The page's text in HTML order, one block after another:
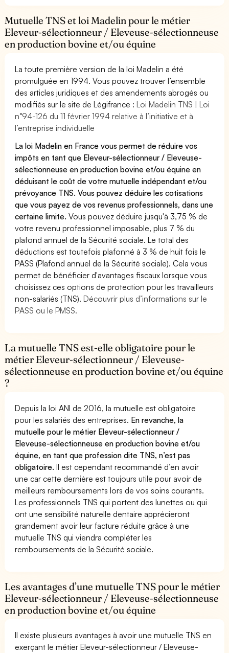
Mutuelle TNS et loi Madelin pour le métier
Eleveur-sélectionneur / Eleveuse-sélectionneuse
en production bovine et/ou équine
La toute première version de la loi Madelin a été
promulguée en 1994. Vous pouvez trouver l’ensemble
des articles juridiques et des amendements abrogés ou
modifiés sur le site de Légifrance :Loi Madelin TNS | Loi
n°94-126 du 11 février 1994 relative à l’initiative et à
l’entreprise individuelle
La loi Madelin en France vous permet de réduire vos
impôts en tant que Eleveur-sélectionneur / Eleveuse-
sélectionneuse en production bovine et/ou équine en
déduisant le coût de votre mutuelle indépendant et/ou
prévoyance TNS. Vous pouvez déduire les cotisations
que vous payez de vos revenus professionnels, dans une
certaine limite.Vous pouvez déduire jusqu'à 3,75 % de
votre revenu professionnel imposable, plus 7 % du
plafond annuel de la Sécurité sociale. Le total des
déductions est toutefois plafonné à 3 % de huit fois le
PASS (Plafond annuel de la Sécurité sociale). Cela vous
permet de bénéficier d'avantages fiscaux lorsque vous
choisissez ces options de protection pour les travailleurs
non-salariés (TNS).Découvrir plus d’informations sur le
PASS ou le PMSS.
La mutuelle TNS est-elle obligatoire pour le
métier Eleveur-sélectionneur / Eleveuse-
sélectionneuse en production bovine et/ou équine
?
Depuis la loi ANI de 2016, la mutuelle est obligatoire
pour les salariés des entreprises. En revanche, la
mutuelle pour le métier Eleveur-sélectionneur /
Eleveuse-sélectionneuse en production bovine et/ou
équine, en tant que profession dite TNS, n’est pas
obligatoire.Il est cependant recommandé d’en avoir
une car cette dernière est toujours utile pour avoir de
meilleurs remboursements lors de vos soins courants.
Les professionnels TNS qui portent des lunettes ou qui
ont une sensibilité naturelle dentaire apprécieront
grandement avoir leur facture réduite grâce à une
mutuelle TNS qui viendra compléter les
remboursements de la Sécurité sociale.
Les avantages d’une mutuelle TNS pour le métier
Eleveur-sélectionneur / Eleveuse-sélectionneuse
en production bovine et/ou équine
Il existe plusieurs avantages à avoir une mutuelle TNS en
exerçant le métier Eleveur-sélectionneur / Eleveuse-